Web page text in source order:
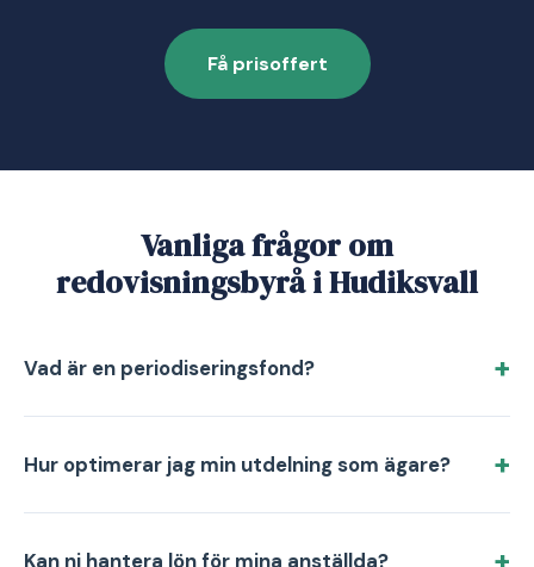
Få prisoffert
Vanliga frågor om
redovisningsbyrå i Hudiksvall
Vad är en periodiseringsfond?
Hur optimerar jag min utdelning som ägare?
Kan ni hantera lön för mina anställda?